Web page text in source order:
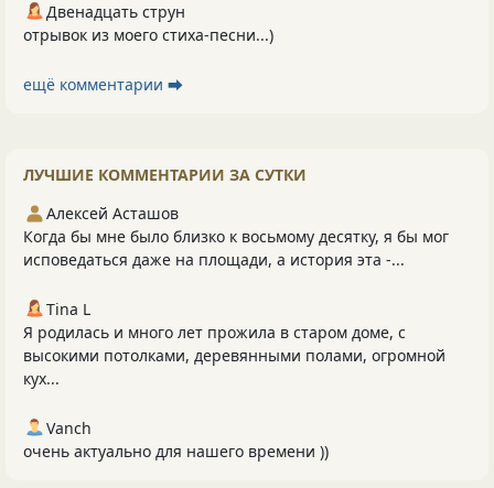
Двенадцать струн
отрывок из моего стиха-песни...)
ещё комментарии ⮕
ЛУЧШИЕ КОММЕНТАРИИ ЗА СУТКИ
Алексей Асташов
Когда бы мне было близко к восьмому десятку, я бы мог
исповедаться даже на площади, а история эта -...
Tina L
Я родилась и много лет прожила в старом доме, с
высокими потолками, деревянными полами, огромной
кух...
Vanch
очень актуально для нашего времени ))